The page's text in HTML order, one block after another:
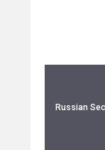
Russian